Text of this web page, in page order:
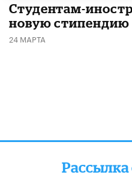
Студентам-
новую стипендию
24 МАРТА
Рассылка